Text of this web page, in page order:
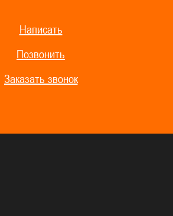
Написать
Позвонить
Заказать звонок